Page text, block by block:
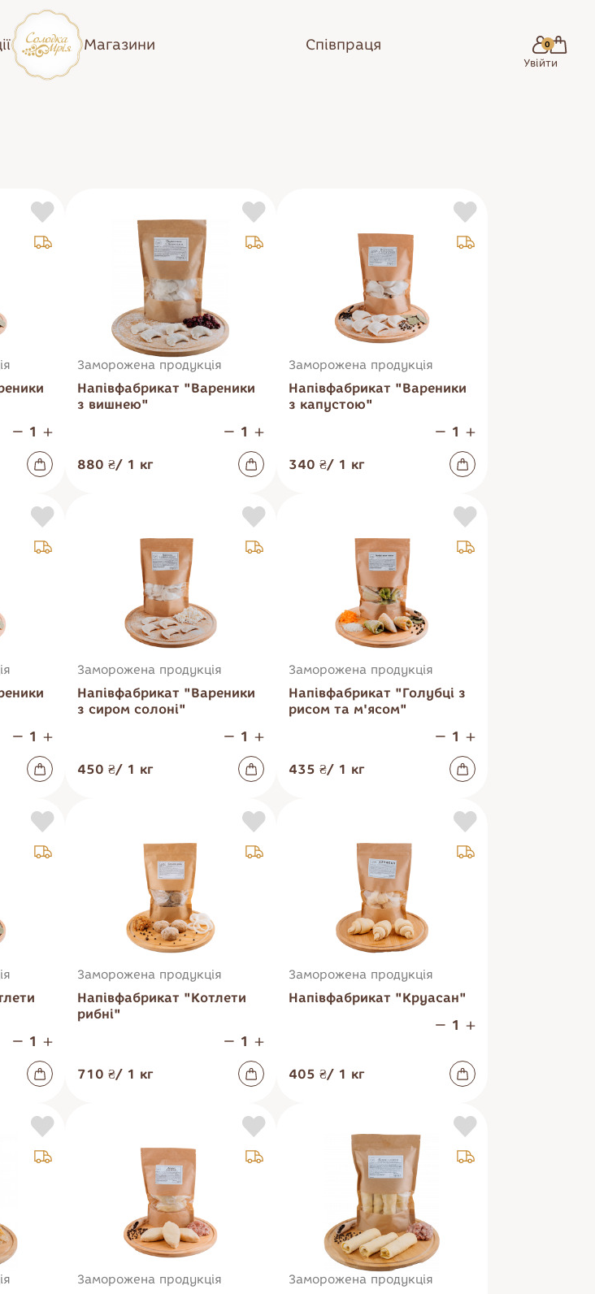
Магазини Співпраця
Увійти
0
Снеки Напої
Вода
Заморожена
Заморожена продукція
Напівфабрикат "Вареники
з вишнею"
880 ₴/ 1 кг
Заморожена продукція
Напівфабрикат "Вареники
з капустою"
340 ₴/ 1 кг
Заморожена продукція
Напівфабрикат "Вареники
з сиром солоні"
450 ₴/ 1 кг
Заморожена продукція
Напівфабрикат "Голубці з
рисом та м'ясом"
435 ₴/ 1 кг
Заморожена продукція
Напівфабрикат "Котлети
рибні"
710 ₴/ 1 кг
Заморожена продукція
Напівфабрикат "Круасан"
405 ₴/ 1 кг
Заморожена продукція Заморожена продукція